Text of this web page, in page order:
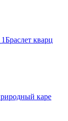
1Браслет кварц
каре